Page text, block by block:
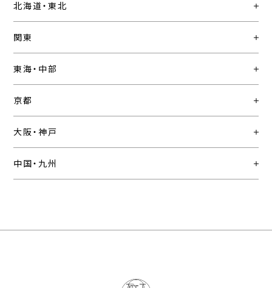
北海道・東北
関東
東海・中部
京都
大阪・神戸
中国・九州